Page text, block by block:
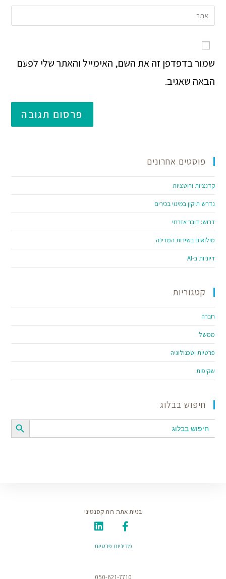
שמור בדפדפן זה את השם, האימייל והאתר שלי לפעם
הבאה שאגיב.
פוסטים אחרונים
קדנציות ורוטציות
נדרש תיקון במינוי בכירים
דרוש: דובר אזרחי
מילואים בשירות המדינה
דיוניות ב-AI
קטגוריות
חברה
ממשל
פרטיות וטכנולוגיה
שקיפות
חיפוש בבלוג
Search
for:
SEARCH BUTTON
בניית אתר: רות קסנטיני
מדיניות פרטיות